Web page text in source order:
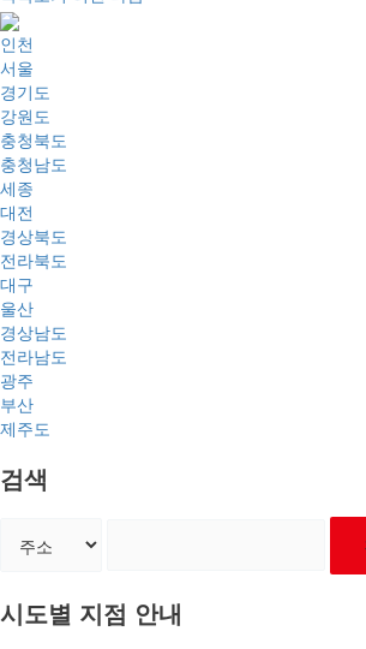
인천
서울
경기도
강원도
충청북도
충청남도
세종
대전
경상북도
전라북도
대구
울산
경상남도
전라남도
광주
부산
제주도
검색
시도별 지점 안내